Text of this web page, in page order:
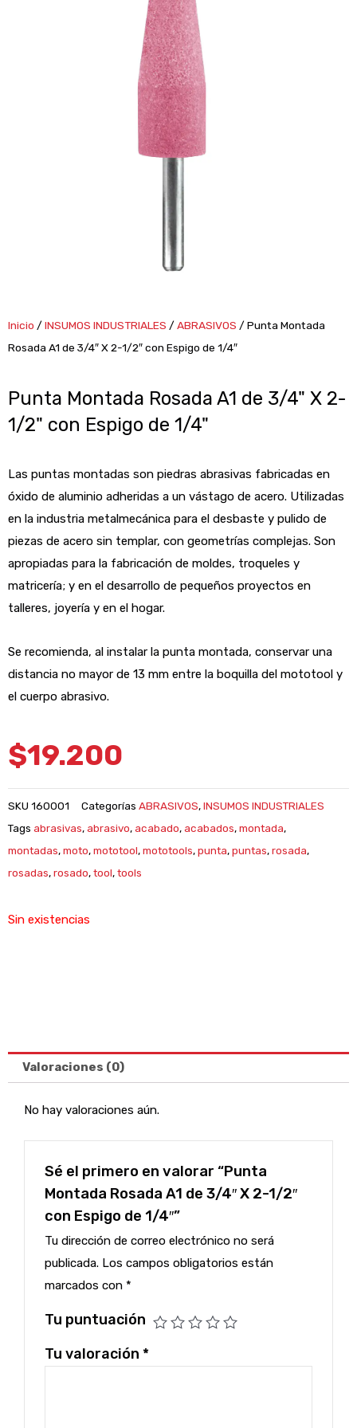
Inicio /INSUMOS INDUSTRIALES /ABRASIVOS / Punta Montada
Rosada A1 de 3/4″ X 2-1/2″ con Espigo de 1/4″
Punta Montada Rosada A1 de 3/4" X 2-
1/2" con Espigo de 1/4"
Las puntas montadas son piedras abrasivas fabricadas en
óxido de aluminio adheridas a un vástago de acero. Utilizadas
en la industria metalmecánica para el desbaste y pulido de
piezas de acero sin templar, con geometrías complejas. Son
apropiadas para la fabricación de moldes, troqueles y
matricería; y en el desarrollo de pequeños proyectos en
talleres, joyería y en el hogar.
Se recomienda, al instalar la punta montada, conservar una
distancia no mayor de 13 mm entre la boquilla del mototool y
el cuerpo abrasivo.
$19.200
SKU 160001 Categorías ABRASIVOS,INSUMOS INDUSTRIALES
Tags abrasivas,abrasivo,acabado,acabados,montada,
montadas,moto,mototool,mototools,punta,puntas,rosada,
rosadas,rosado,tool,tools
Sin existencias
Valoraciones (0)
No hay valoraciones aún.
Sé el primero en valorar “Punta
Montada Rosada A1 de 3/4″ X 2-1/2″
con Espigo de 1/4″”
Tu dirección de correo electrónico no será
publicada. Los campos obligatorios están
marcados con *
Tu puntuación
Tu valoración *